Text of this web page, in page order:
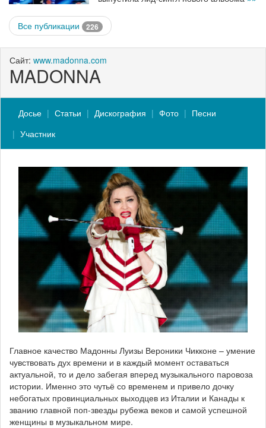
Все публикации 226
Сайт: www.madonna.com
MADONNA
Досье Статьи Дискография Фото
Песни
Участник
Главное качество Мадонны Луизы Вероники Чикконе – умение
чувствовать дух времени и в каждый момент оставаться
актуальной, то и дело забегая вперед музыкального паровоза
истории. Именно это чутьё со временем и привело дочку
небогатых провинциальных выходцев из Италии и Канады к
званию главной поп-звезды рубежа веков и самой успешной
женщины в музыкальном мире.